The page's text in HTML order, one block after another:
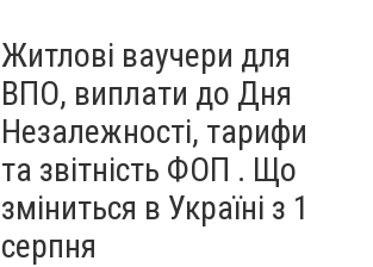
Житлові ваучери для
ВПО, виплати до Дня
Незалежності, тарифи
та звітність ФОП . Що
зміниться в Україні з 1
серпня